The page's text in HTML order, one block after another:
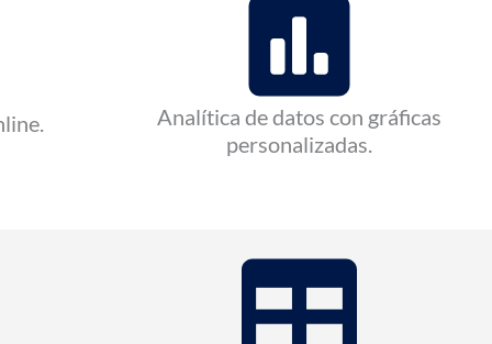
Analítica de datos con gráficas
personalizadas.